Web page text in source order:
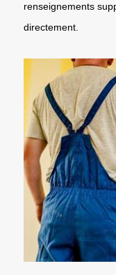
renseignements
directement.